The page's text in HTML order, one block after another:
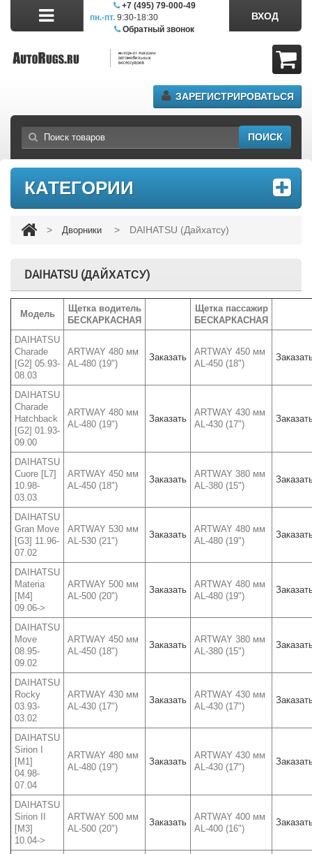
+7 (495) 79-000-49
пн.-пт. 9:30-18:30
Обратный звонок
ПОИСК
ВХОД
ЗАРЕГИСТРИРОВАТЬСЯ
КАТЕГОРИИ
> Дворники > DAIHATSU (Дайхатсу)
DAIHATSU (ДАЙХАТСУ)
Модель
Щетка водитель
БЕСКАРКАСНАЯ
Щетка пассажир
БЕСКАРКАСНАЯ
DAIHATSU
Charade
[G2] 05.93-
08.03
ARTWAY 480 мм
AL-480 (19")
Заказать
ARTWAY 450 мм
AL-450 (18")
DAIHATSU
Charade
Hatchback
[G2] 01.93-
09.00
ARTWAY 480 мм
AL-480 (19")
Заказать
ARTWAY 430 мм
AL-430 (17")
DAIHATSU
Cuore [L7]
10.98-
03.03
ARTWAY 450 мм
AL-450 (18")
Заказать
ARTWAY 380 мм
AL-380 (15")
DAIHATSU
Gran Move
[G3] 11.96-
07.02
ARTWAY 530 мм
AL-530 (21")
Заказать
ARTWAY 480 мм
AL-480 (19")
DAIHATSU
Materia
[M4]
09.06->
ARTWAY 500 мм
AL-500 (20")
Заказать
ARTWAY 480 мм
AL-480 (19")
DAIHATSU
Move
08.95-
09.02
ARTWAY 450 мм
AL-450 (18")
Заказать
ARTWAY 380 мм
AL-380 (15")
DAIHATSU
Rocky
03.93-
03.02
ARTWAY 430 мм
AL-430 (17")
Заказать
ARTWAY 430 мм
AL-430 (17")
DAIHATSU
Sirion I
[M1]
04.98-
07.04
ARTWAY 480 мм
AL-480 (19")
Заказать
ARTWAY 430 мм
AL-430 (17")
DAIHATSU
Sirion II
[M3]
10.04->
ARTWAY 500 мм
AL-500 (20")
Заказать
ARTWAY 400 мм
AL-400 (16")